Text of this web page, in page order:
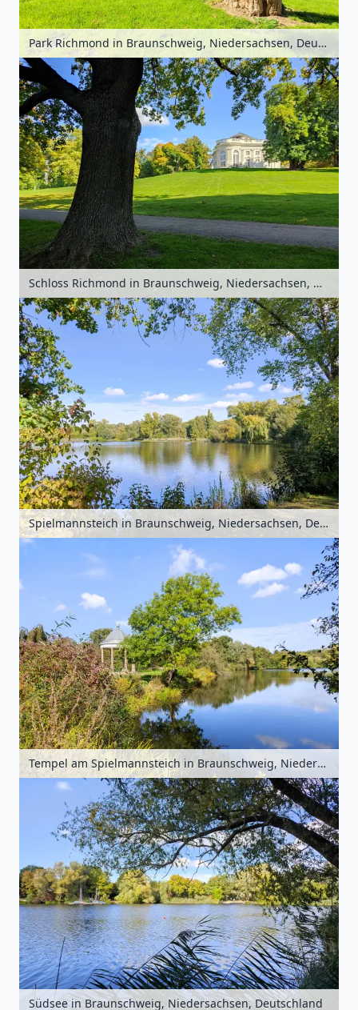
Park Richmond in Braunschweig, Niedersachsen, Deutschland
Schloss Richmond in Braunschweig, Niedersachsen, Deutschland
Spielmannsteich in Braunschweig, Niedersachsen, Deutschland
Tempel am Spielmannsteich in Braunschweig, Niedersachsen, Deutschland
Südsee in Braunschweig, Niedersachsen, Deutschland